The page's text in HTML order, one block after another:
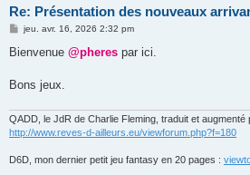
Re: Présentation des nouveaux
M
s
g
jeu. avr. 16, 2026 2:32 pm
Bienvenue @pheres par ici.
Bons jeux.
QADD, le JdR de Charlie Fleming, traduit et augmenté
http://www.reves-d-ailleurs.eu/viewforum.php?f=180
D6D, mon dernier petit jeu fantasy en 20 pages :